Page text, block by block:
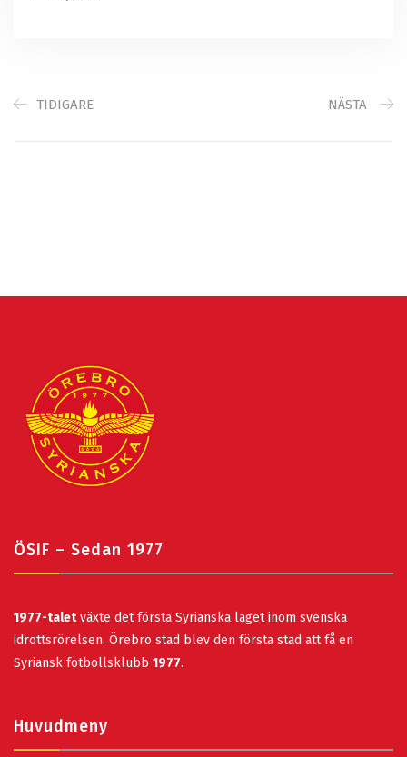
TIDIGARE NÄSTA
ÖSIF – Sedan 1977
1977-taletväxte det första Syrianska laget inom svenska
idrottsrörelsen. Örebro stad blev den första stad att få en
Syriansk fotbollsklubb 1977.
Huvudmeny